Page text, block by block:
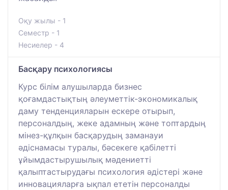
Оқу жылы - 1
Семестр - 1
Несиелер - 4
Басқару психологиясы
Курс білім алушыларда бизнес
қоғамдастықтың әлеуметтік-экономикалық
даму тенденцияларын ескере отырып,
персоналдың, жеке адамның және топтардың
мінез-құлқын басқарудың заманауи
әдіснамасы туралы, бәсекеге қабілетті
ұйымдастырушылық мәдениетті
қалыптастырудағы психология әдістері және
инновацияларға ықпал ететін персоналды